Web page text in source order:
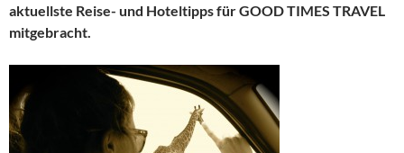
aktuellste Reise- und Hoteltipps für GOOD TIMES TRAVEL
mitgebracht.